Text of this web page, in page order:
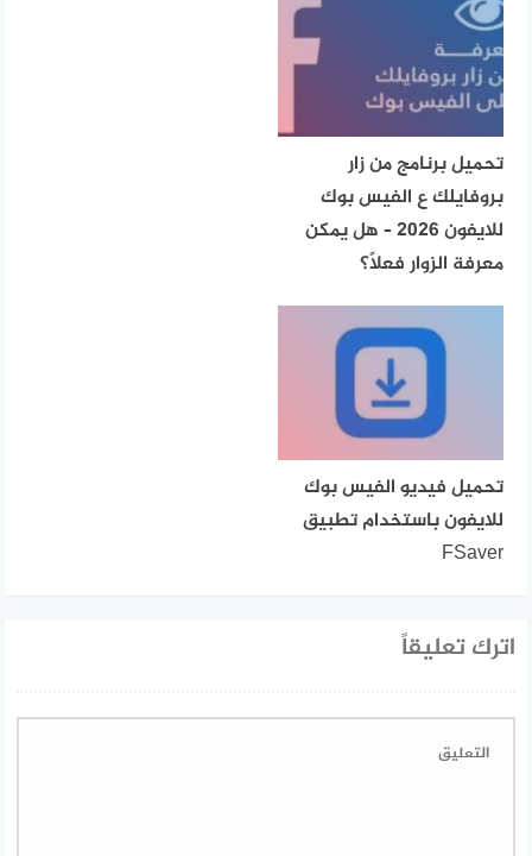
تحميل برنامج من زار
بروفايلك ع الفيس بوك
للايفون 2026 – هل يمكن
معرفة الزوار فعلًا؟
تحميل فيديو الفيس بوك
للايفون باستخدام تطبيق
FSaver
اترك تعليقاً